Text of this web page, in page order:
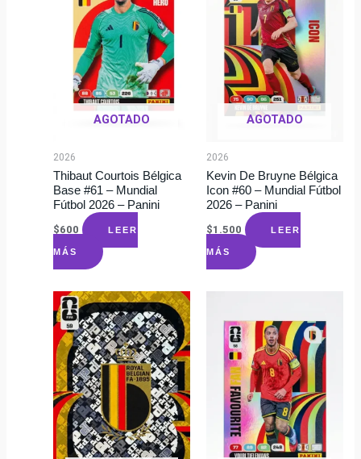
AGOTADO
2026
Thibaut Courtois Bélgica
Base #61 – Mundial
Fútbol 2026 – Panini
$600 LEER
MÁS
AGOTADO
2026
Kevin De Bruyne Bélgica
Icon #60 – Mundial Fútbol
2026 – Panini
$1.500 LEER
MÁS